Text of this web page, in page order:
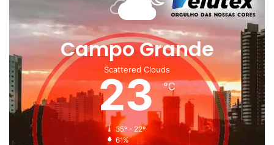
Campo Grande
Scattered Clouds
23℃
35º - 22º
61%